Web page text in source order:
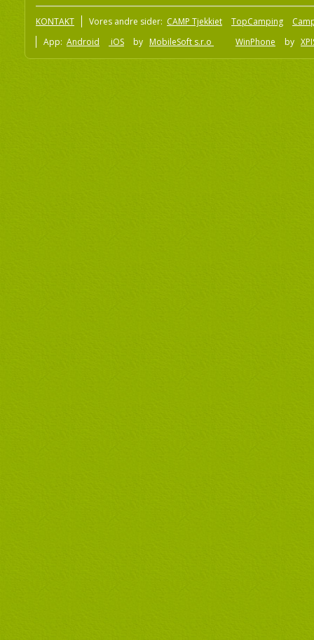
KONTAKT Vores andre sider: CAMP Tjekkiet TopCamping
App: Android iOS by MobileSoft s.r.o WinPhone by